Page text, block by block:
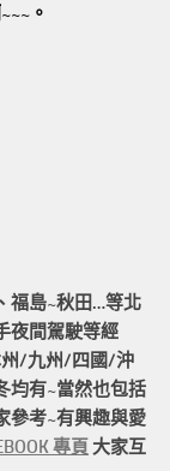
。
福島~秋田…等北
夜間駕駛等經
/九州/四國/沖
均有~當然也包括
參考~有興趣與愛
專頁 大家互